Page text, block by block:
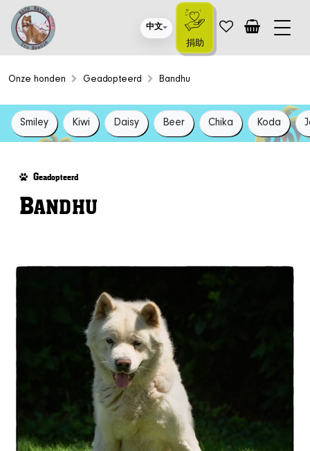
中文
捐助
Onze honden Geadopteerd Bandhu
Smiley Kiwi Daisy Beer Chika Koda
Geadopteerd
BANDHU